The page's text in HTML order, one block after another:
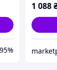
95%
1 088